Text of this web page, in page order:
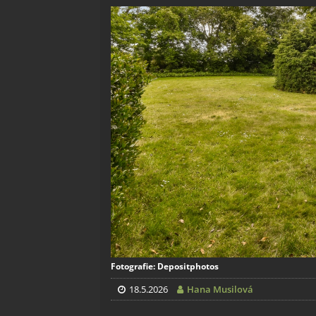
Fotografie: Depositphotos
18.5.2026 Hana Musilová